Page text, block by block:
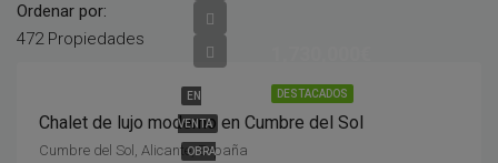
472 Propiedades
Ordenar por:
DESTACADOS
EN
VENTA
OBRA
Chalet de lujo moderno en Cumbre del Sol
Cumbre del Sol, Alicante, España